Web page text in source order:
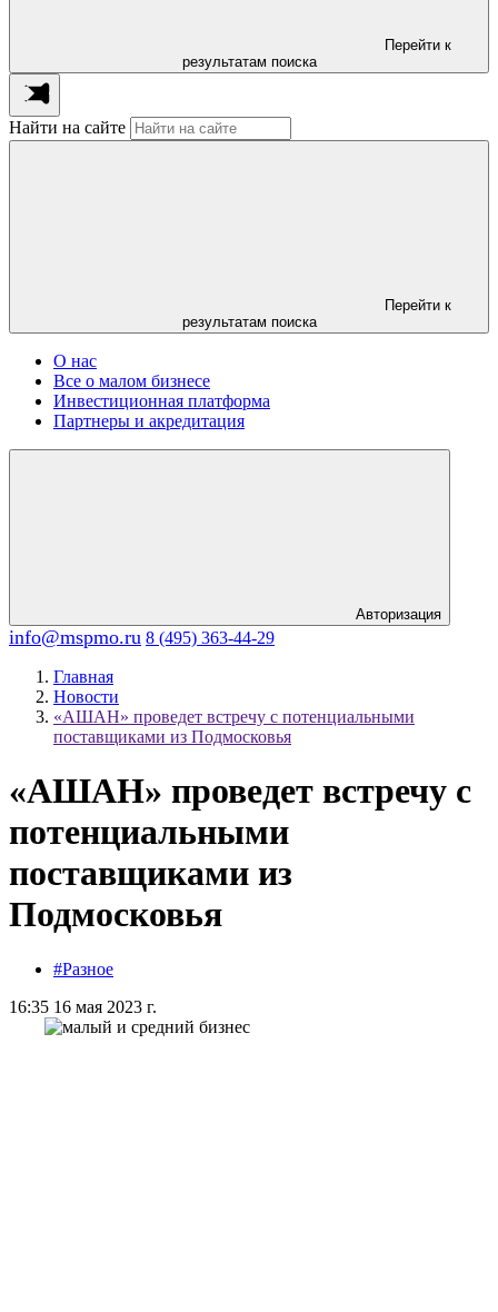
Перейти к
результатам поиска
Найти на сайте
Перейти к
результатам поиска
О нас
Все о малом бизнесе
Инвестиционная платформа
Партнеры и акредитация
Авторизация
info@mspmo.ru 8 (495) 363-44-29
Главная
Новости
«АШАН» проведет встречу с потенциальными
поставщиками из Подмосковья
«АШАН» проведет встречу с
потенциальными
поставщиками из
Подмосковья
#Разное
16:35 16 мая 2023 г.